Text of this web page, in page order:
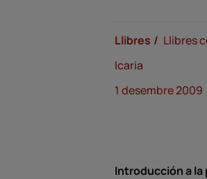
Llibres
Llibres
Icaria
1 desembre 2009
Introducción a la